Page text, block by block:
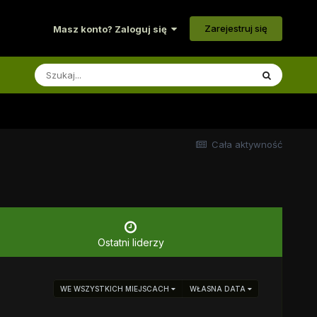
Masz konto? Zaloguj się Zarejestruj się
Cała aktywność
Ostatni liderzy
WE WSZYSTKICH MIEJSCACH WŁASNA DATA